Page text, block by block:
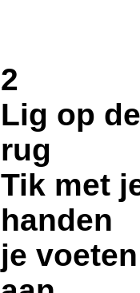
2
Lig op de
rug
Tik met
handen
je voeten